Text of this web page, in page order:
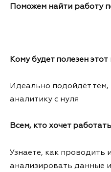
Поможем найти работу
Кому будет полезен этот
Идеально подойдёт тем,
аналитику с нуля
Всем, кто хочет
Узнаете, как проводить
анализировать данные